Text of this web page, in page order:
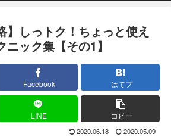
】しっトク！ちょっと使え
ック集【その1】
Facebook はてブ
LINE コピー
2020.06.18 2020.05.09